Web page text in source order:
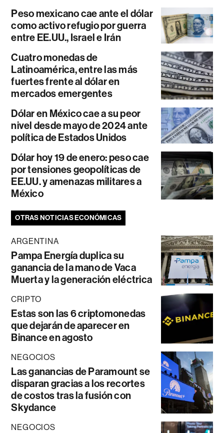
Peso mexicano cae ante el dólar
como activo refugio por guerra
entre EE.UU., Israel e Irán
Cuatro monedas de
Latinoamérica, entre las más
fuertes frente al dólar en
mercados emergentes
Dólar en México cae a su peor
nivel desde mayo de 2024 ante
política de Estados Unidos
Dólar hoy 19 de enero: peso cae
por tensiones geopolíticas de
EE.UU. y amenazas militares a
México
OTRAS NOTICIAS ECONÓMICAS
ARGENTINA
Pampa Energía duplica su
ganancia de la mano de Vaca
Muerta y la generación eléctrica
CRIPTO
Estas son las 6 criptomonedas
que dejarán de aparecer en
Binance en agosto
NEGOCIOS
Las ganancias de Paramount se
disparan gracias a los recortes
de costos tras la fusión con
Skydance
NEGOCIOS